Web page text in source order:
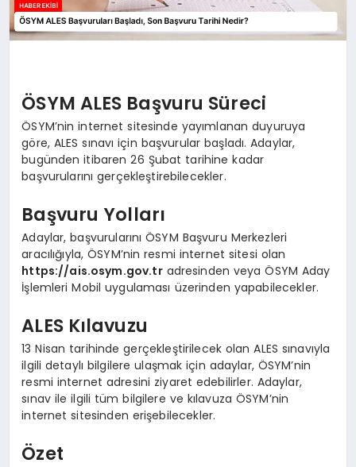
ÖSYM ALES Başvuru Süreci
ÖSYM’nin internet sitesinde yayımlanan duyuruya
göre, ALES sınavı için başvurular başladı. Adaylar,
bugünden itibaren 26 Şubat tarihine kadar
başvurularını gerçekleştirebilecekler.
Başvuru Yolları
Adaylar, başvurularını ÖSYM Başvuru Merkezleri
aracılığıyla, ÖSYM’nin resmi internet sitesi olan
https://ais.osym.gov.tradresinden veya ÖSYM Aday
İşlemleri Mobil uygulaması üzerinden yapabilecekler.
ALES Kılavuzu
13 Nisan tarihinde gerçekleştirilecek olan ALES sınavıyla
ilgili detaylı bilgilere ulaşmak için adaylar, ÖSYM’nin
resmi internet adresini ziyaret edebilirler. Adaylar,
sınav ile ilgili tüm bilgilere ve kılavuza ÖSYM’nin
internet sitesinden erişebilecekler.
Özet